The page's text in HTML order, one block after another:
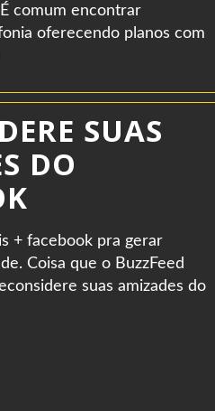
comum encontrar
oferecendo planos com
SUAS
DO
+ facebook pra gerar
Coisa que o BuzzFeed
suas amizades do